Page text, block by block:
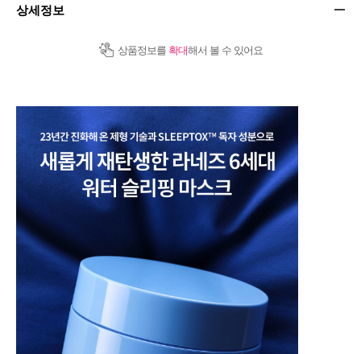
상세정보
상품정보를 확대해서 볼 수 있어요